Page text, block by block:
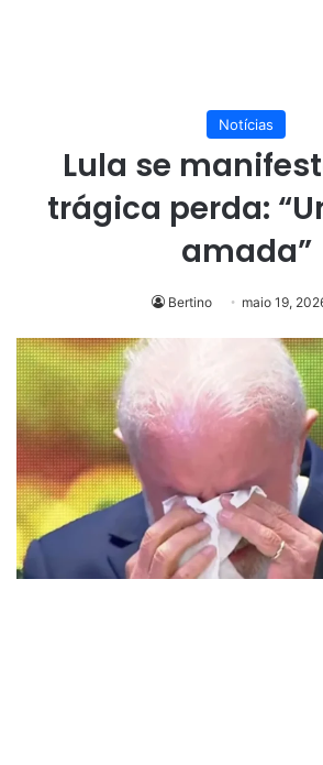
Notícias
Lula se
trágica perda:
amada”
Bertino maio 19,